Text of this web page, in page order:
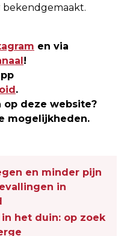
en via
!
.
deze website?
mogelijkheden.
en minder pijn
in
in het duin: op zoek